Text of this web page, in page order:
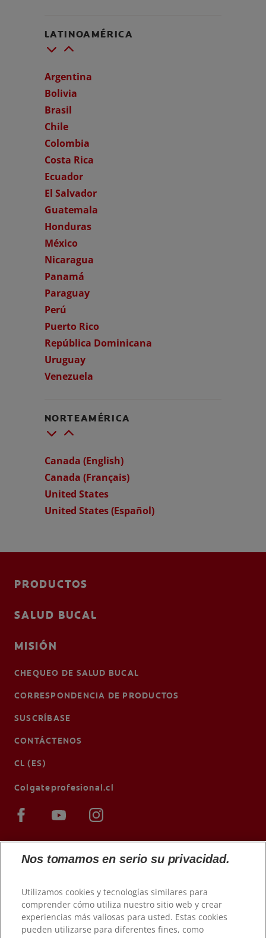
LATINOAMÉRICA
Argentina
Bolivia
Brasil
Chile
Colombia
Costa Rica
Ecuador
El Salvador
Guatemala
Honduras
México
Nicaragua
Panamá
Paraguay
Perú
Puerto Rico
República Dominicana
Uruguay
Venezuela
NORTEAMÉRICA
Canada (English)
Canada (Français)
United States
United States (Español)
PRODUCTOS
SALUD BUCAL
MISIÓN
CHEQUEO DE SALUD BUCAL
CORRESPONDENCIA DE PRODUCTOS
SUSCRÍBASE
CONTÁCTENOS
CL (ES)
Colgateprofesional.cl
Nos tomamos en serio su privacidad.
Utilizamos cookies y tecnologías similares para
comprender cómo utiliza nuestro sitio web y crear
experiencias más valiosas para usted. Estas cookies
pueden utilizarse para diferentes fines, como